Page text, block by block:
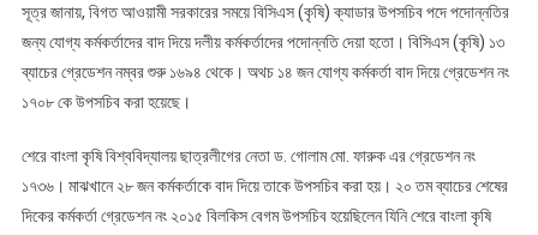
সূত্র জানায়, বিগত আওয়ামী সরকারের সময়ে বিসিএস (কৃষি) ক্যাডার উপসচিব পদে পদোন্নতির
জন্য যোগ্য কর্মকর্তাদের বাদ দিয়ে দলীয় কর্মকর্তাদের পদোন্নতি দেয়া হতো। বিসিএস (কৃষি) ১৩
ব্যাচের গ্রেডেশন নম্বর শুরু ১৬৯৪ থেকে। অথচ ১৪ জন যোগ্য কর্মকর্তা বাদ দিয়ে গ্রেডেশন নং
১৭০৮ কে উপসচিব করা হয়েছে।
শেরে বাংলা কৃষি বিশ্ববিদ্যালয় ছাত্রলীগের নেতা ড. গোলাম মো. ফারুক এর গ্রেডেশন নং
১৭৩৬। মাঝখানে ২৮ জন কর্মকর্তাকে বাদ দিয়ে তাকে উপসচিব করা হয়। ২০ তম ব্যাচের শেষের
দিকের কর্মকর্তা গ্রেডেশন নং ২০১৫ বিলকিস বেগম উপসচিব হয়েছিলেন যিনি শেরে বাংলা কৃষি